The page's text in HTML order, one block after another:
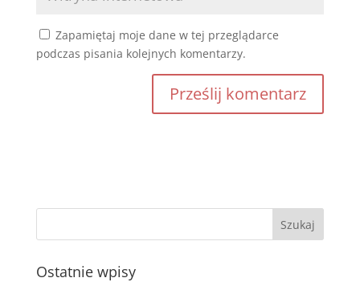
Zapamiętaj moje dane w tej przeglądarce
podczas pisania kolejnych komentarzy.
Ostatnie wpisy